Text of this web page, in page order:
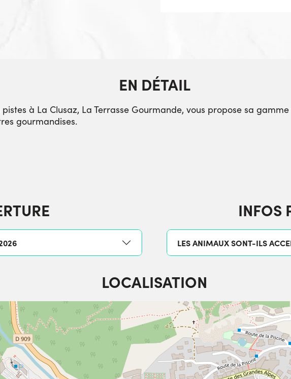
EN DÉTAIL
à La Clusaz, La Terrasse Gourmande, vous propose sa
gourmandises.
INFOS
LES ANIMAUX SONT-ILS
LOCALISATION